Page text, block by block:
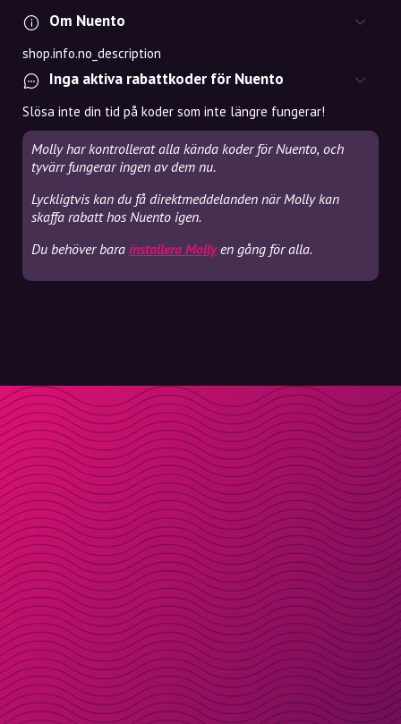
Om Nuento
shop.info.no_description
Inga aktiva rabattkoder för Nuento
Slösa inte din tid på koder som inte längre fungerar!
Molly har kontrollerat alla kända koder för Nuento, och
tyvärr fungerar ingen av dem nu.
Lyckligtvis kan du få direktmeddelanden när Molly kan
skaffa rabatt hos Nuento igen.
Du behöver bara installera Mollyen gång för alla.